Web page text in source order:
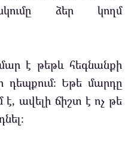
ձեր կողմ
է թեթև հեգնանքի
Եթե մարդը
ավելի ճիշտ է ոչ թե